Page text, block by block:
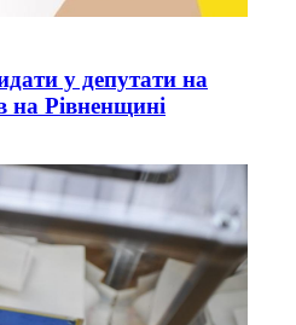
у депутати на
на Рівненщині